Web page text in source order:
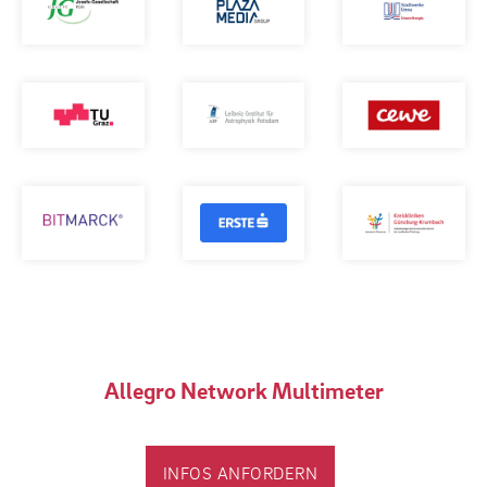
Allegro Network Multimeter
INFOS ANFORDERN